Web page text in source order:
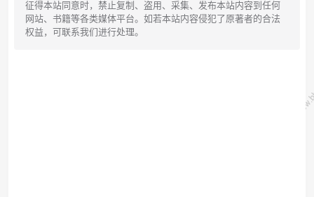
征得本站同意时，禁止复制、盗用、采集、发布本站内容到任何
网站、书籍等各类媒体平台。如若本站内容侵犯了原著者的合法
权益，可联系我们进行处理。